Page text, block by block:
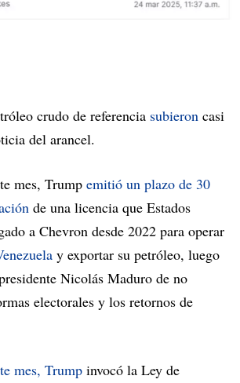
crudo de referencia subieron casi
del arancel.
mes, Trump emitió un plazo de 30
de una licencia que Estados
a Chevron desde 2022 para operar
y exportar su petróleo, luego
Nicolás Maduro de no
electorales y los retornos de
mes, Trump invocó la Ley de